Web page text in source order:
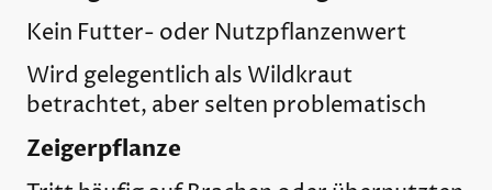
Kein Futter- oder Nutzpflanzenwert
Wird gelegentlich als Wildkraut
betrachtet, aber selten problematisch
Zeigerpflanze